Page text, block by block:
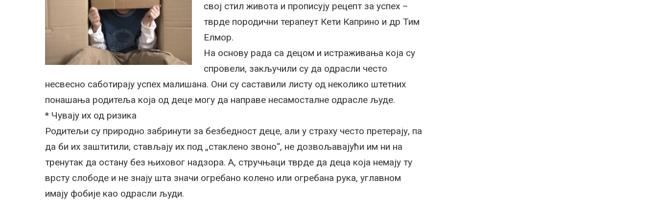
свој стил живота и прописују рецепт за успех –
тврде породични терапеут Кети Каприно и др Тим
Елмор.
На основу рада са децом и истраживања која су
спровели, закључили су да одрасли често
несвесно саботирају успех малишана. Они су саставили листу од неколико штетних
понашања родитеља која од деце могу да направе несамосталне одрасле људе.
* Чувају их од ризика
Родитељи су природно забринути за безбедност деце, али у страху често претерају, па
да би их заштитили, стављају их под „стаклено звоно“, не дозвољавајући им ни на
тренутак да остану без њиховог надзора. А, стручњаци тврде да деца која немају ту
врсту слободе и не знају шта значи огребано колено или огребана рука, углавном
имају фобије као одрасли људи.